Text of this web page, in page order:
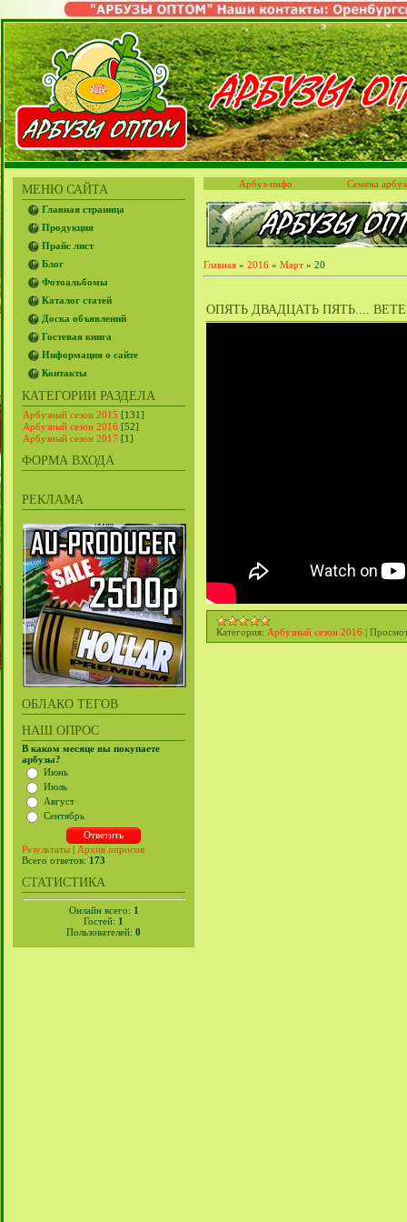
МЕНЮ САЙТА
Главная страница
Продукция
Прайс лист
Блог
Фотоальбомы
Каталог статей
Доска объявлений
Гостевая книга
Информация о сайте
Контакты
КАТЕГОРИИ РАЗДЕЛА
Арбузный сезон 2015 [131]
Арбузный сезон 2016 [52]
Арбузный сезон 2017 [1]
ФОРМА ВХОДА
РЕКЛАМА
ОБЛАКО ТЕГОВ
НАШ ОПРОС
В каком месяце вы покупаете
арбузы?
Июнь
Июль
Август
Сентябрь
Результаты | Архив опросов
Всего ответов: 173
СТАТИСТИКА
Онлайн всего: 1
Гостей: 1
Пользователей: 0
Арбуз-инфо Семена
Главная » 2016 » Март » 20
ОПЯТЬ ДВАДЦАТЬ ПЯТЬ....
Категория: Арбузный сезон 2016 |